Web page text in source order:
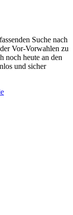
Suche nach
Vor-Vorwahlen zu
noch heute an den
und sicher